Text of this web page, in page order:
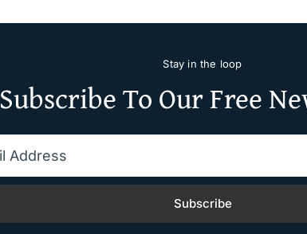
Stay in the loop
Subscribe To Our Free
Subscribe